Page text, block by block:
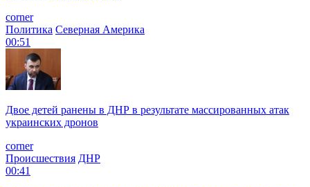
corner
Политика Северная Америка
00:51
Двое детей ранены в ДНР в результате массированных атак
украинских дронов
corner
Происшествия ДНР
00:41